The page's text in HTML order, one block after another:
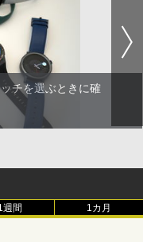
チを選ぶときに確
週間 1カ月